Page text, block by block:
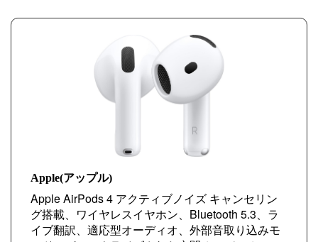
Apple(アップル)
Apple AirPods 4 アクティブノイズ キャンセリン
グ搭載、ワイヤレスイヤホン、Bluetooth 5.3、ラ
イブ翻訳、適応型オーディオ、外部音取り込みモ